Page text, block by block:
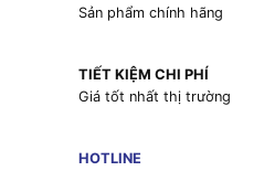
Sản phẩm chính hãng
TIẾT KIỆM CHI PHÍ
Giá tốt nhất thị trường
HOTLINE